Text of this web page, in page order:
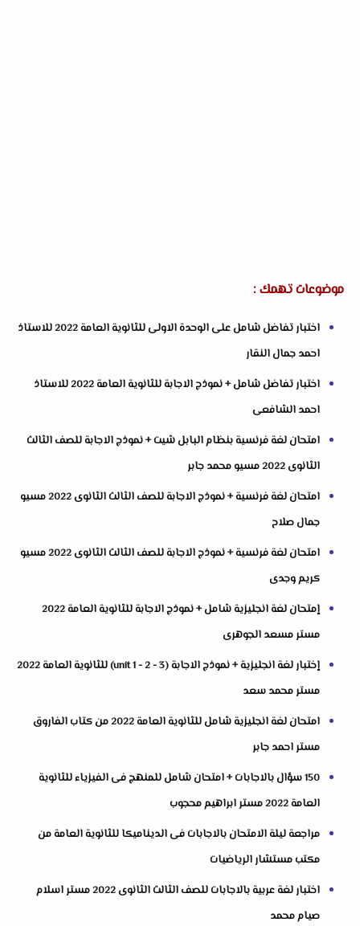
موضوعات تهمك :
اختبار تفاضل شامل على الوحدة الاولى للثانوية العامة 2022 للاستاذ
احمد جمال النقار
اختبار تفاضل شامل + نموذج الاجابة للثانوية العامة 2022 للاستاذ
احمد الشافعى
امتحان لغة فرنسية بنظام البابل شيت + نموذج الاجابة للصف الثالث
الثانوى 2022 مسيو محمد جابر
امتحان لغة فرنسية + نموذج الاجابة للصف الثالث الثانوى 2022 مسيو
جمال صلاح
امتحان لغة فرنسية + نموذج الاجابة للصف الثالث الثانوى 2022 مسيو
كريم وجدى
إمتحان لغة انجليزية شامل + نموذج الاجابة للثانوية العامة 2022
مستر مسعد الجوهرى
إختبار لغة انجليزية + نموذج الاجابة (unit 1 - 2 - 3) للثانوية العامة 2022
مستر محمد سعد
امتحان لغة انجليزية شامل للثانوية العامة 2022 من كتاب الفاروق
مستر احمد جابر
150 سؤال بالاجابات + امتحان شامل للمنهج فى الفيزياء للثانوية
العامة 2022 مستر ابراهيم محجوب
مراجعة ليلة الامتحان بالاجابات فى الديناميكا للثانوية العامة من
مكتب مستشار الرياضيات
اختبار لغة عربية بالاجابات للصف الثالث الثانوى 2022 مستر اسلام
صيام محمد